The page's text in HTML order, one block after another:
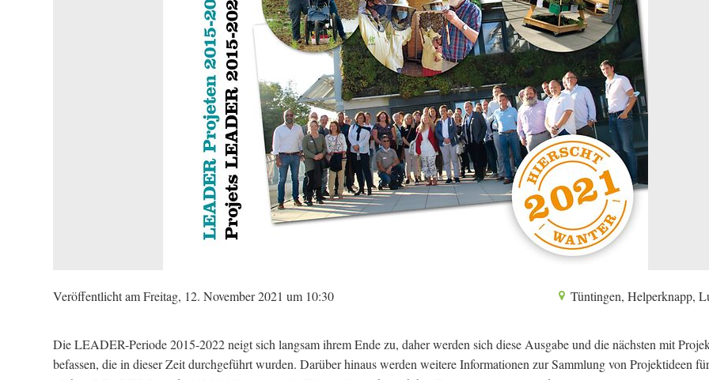
Veröffentlicht am Freitag, 12. November 2021 um 10:30 Tüntingen, Helperknapp,
Die LEADER-Periode 2015-2022 neigt sich langsam ihrem Ende zu, daher werden sich diese Ausgabe und die nächsten mit
befassen, die in dieser Zeit durchgeführt wurden. Darüber hinaus werden weitere Informationen zur Sammlung von Projektideen